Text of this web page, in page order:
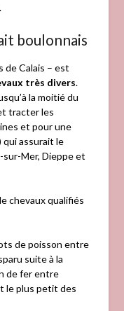
boulonnais
de Calais – est
très divers.
la moitié du
tracter les
et pour une
qui assurait le
Mer, Dieppe et
chevaux qualifiés
de poisson entre
suite à la
de fer entre
le plus petit des